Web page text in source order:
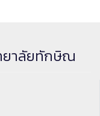
ยาลัยทักษิณ